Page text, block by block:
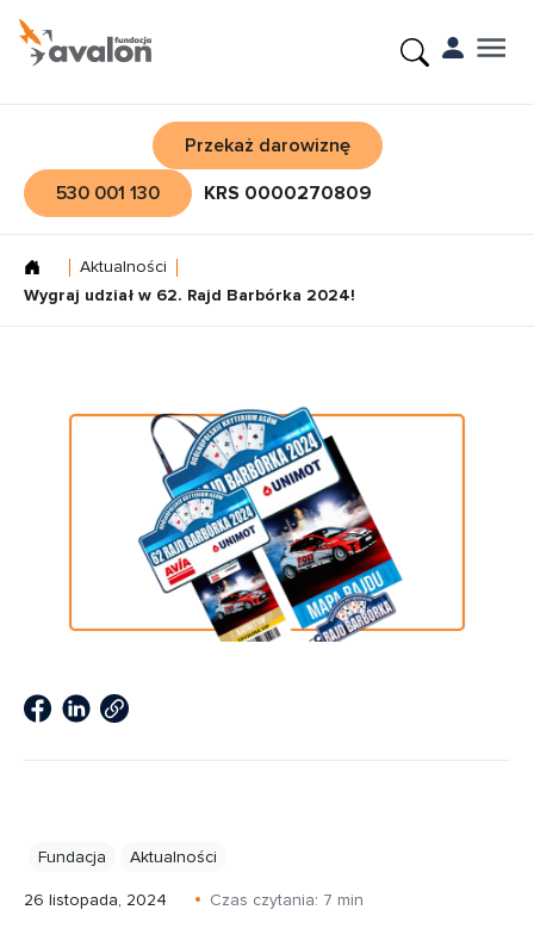
Przekaż darowiznę
530 001 130
KRS 0000270809
Aktualności
Wygraj udział w 62. Rajd Barbórka 2024!
Fundacja Aktualności
26 listopada, 2024 Czas czytania: 7 min